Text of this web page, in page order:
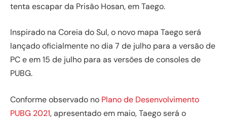
tenta escapar da Prisão Hosan, em Taego.
Inspirado na Coreia do Sul, o novo mapa Taego será
lançado oficialmente no dia 7 de julho para a versão de
PC e em 15 de julho para as versões de consoles de
PUBG.
Conforme observado no Plano de Desenvolvimento
PUBG 2021, apresentado em maio, Taego será o